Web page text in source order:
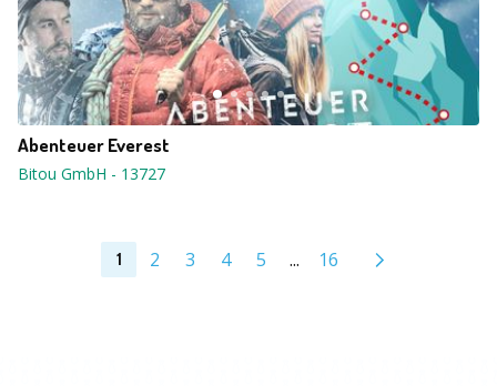
Abenteuer Everest
Bitou GmbH - 13727
1 2 3 4 5 ... 16